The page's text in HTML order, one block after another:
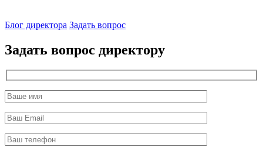
директор
Блог директора Задать вопрос
Задать вопрос директору